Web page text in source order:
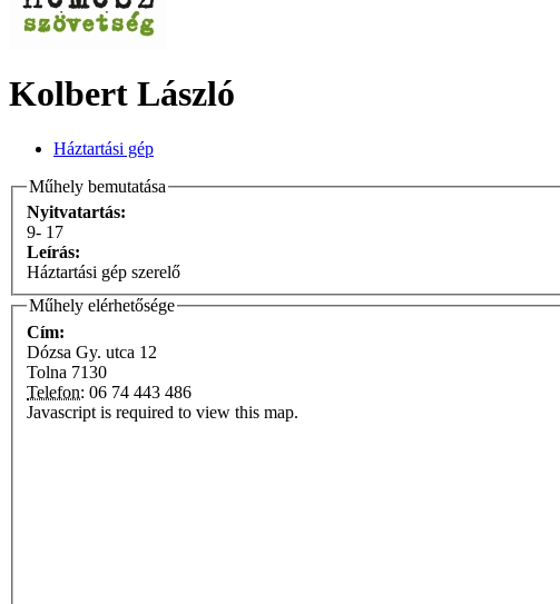
Kolbert László
Háztartási gép
Műhely bemutatása
Nyitvatartás:
9- 17
Leírás:
Háztartási gép szerelő
Műhely elérhetősége
Cím:
Dózsa Gy. utca 12
Tolna 7130
Telefon: 06 74 443 486
Javascript is required to view this map.